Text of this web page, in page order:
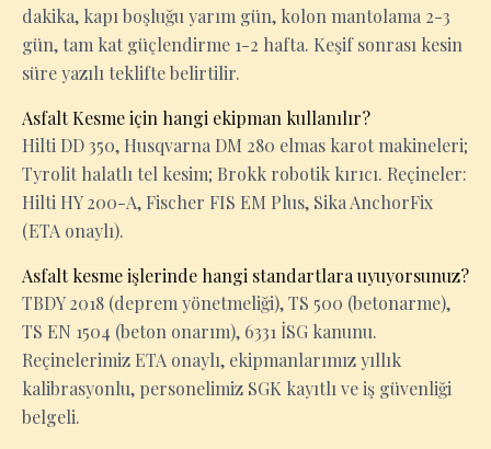
dakika, kapı boşluğu yarım gün, kolon mantolama 2-3
gün, tam kat güçlendirme 1-2 hafta. Keşif sonrası kesin
süre yazılı teklifte belirtilir.
Asfalt Kesme için hangi ekipman kullanılır?
Hilti DD 350, Husqvarna DM 280 elmas karot makineleri;
Tyrolit halatlı tel kesim; Brokk robotik kırıcı. Reçineler:
Hilti HY 200-A, Fischer FIS EM Plus, Sika AnchorFix
(ETA onaylı).
Asfalt kesme işlerinde hangi standartlara uyuyorsunuz?
TBDY 2018 (deprem yönetmeliği), TS 500 (betonarme),
TS EN 1504 (beton onarım), 6331 İSG kanunu.
Reçinelerimiz ETA onaylı, ekipmanlarımız yıllık
kalibrasyonlu, personelimiz SGK kayıtlı ve iş güvenliği
belgeli.